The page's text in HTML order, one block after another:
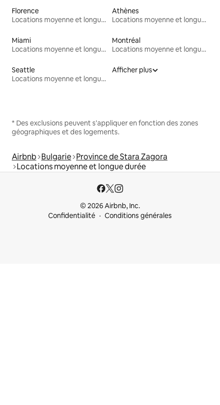
Florence
Locations moyenne et longue durée
Athènes
Locations moyenne et longue durée
Miami
Locations moyenne et longue durée
Montréal
Locations moyenne et longue durée
Seattle
Locations moyenne et longue durée
Afficher plus
* Des exclusions peuvent s'appliquer en fonction des zones
géographiques et des logements.
Airbnb Bulgarie Province de Stara Zagora
Locations moyenne et longue durée
© 2026 Airbnb, Inc.
Confidentialité
Conditions générales